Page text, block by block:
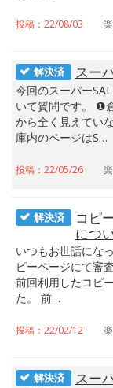
投稿：22/08/03
解決済 スー
今回のスーパー
いて質問です。 ❶
から全く見えてい
庫内のページはS…
投稿：22/05/26
解決済
コピ
につ
いつもお世話にな
ピーページにて審
前回利用したコピ
た。 前…
投稿：22/02/12
解決済 スー